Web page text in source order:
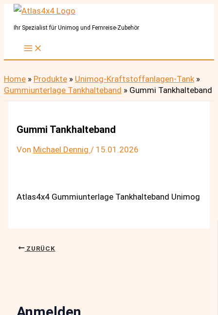
Zum
InhaltIhr Spezialist für Unimog und Fernreise-Zubehör
Home » Produkte » Unimog-Kraftstoffanlagen-Tank»
Gummiunterlage Tankhalteband » Gummi Tankhalteband
Gummi Tankhalteband
Von Michael Dennig/ 15.01.2026
Atlas4x4 Gummiunterlage Tankhalteband Unimog
ZURÜCK